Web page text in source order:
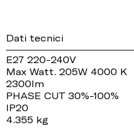
Dati tecnici
E27 220-240V
Max Watt. 205W 4000 K
2300lm
PHASE CUT 30%-100%
IP20
4.355 kg